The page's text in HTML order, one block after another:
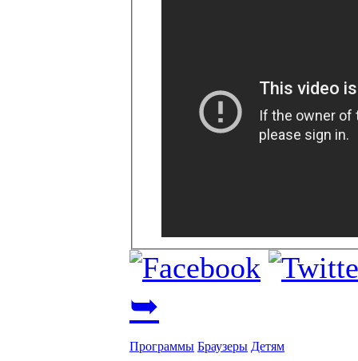
➥
Программы Браузеры Детям